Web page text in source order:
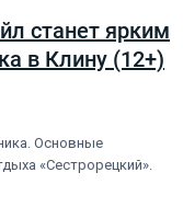
станет ярким
в Клину (12+)
Основные
«Сестрорецкий».